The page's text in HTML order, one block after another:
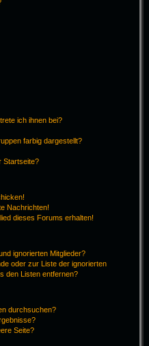
ich ihnen bei?
farbig dargestellt?
Startseite?
Nachrichten!
dieses Forums erhalten!
ignorierten Mitglieder?
oder zur Liste der ignorierten
den Listen entfernen?
durchsuchen?
Seite?